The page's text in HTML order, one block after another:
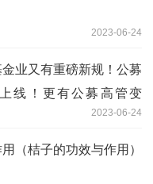
2023-06-24
业又有重磅新规！公募
线！更有公募高管变
2023-06-24
（桔子的功效与作用）